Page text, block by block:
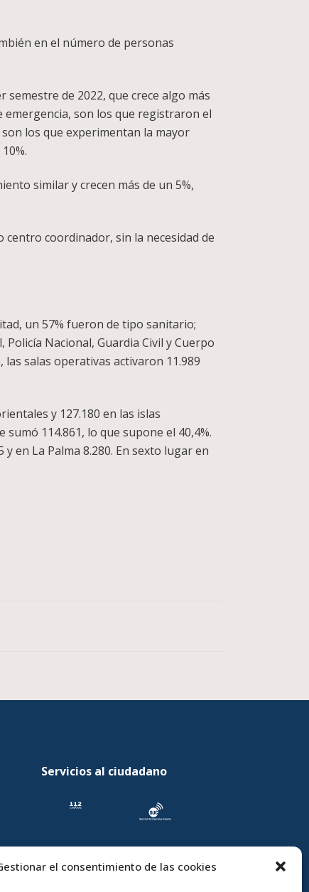
el consentimiento de las cookies
en el número de personas
de 2022, que crece algo más
emergencia, son los que registraron el
los que experimentan la mayor
similar y crecen más de un 5%,
coordinador, sin la necesidad de
un 57% fueron de tipo sanitario;
Nacional, Guardia Civil y Cuerpo
salas operativas activaron 11.989
y 127.180 en las islas
114.861, lo que supone el 40,4%.
en La Palma 8.280. En sexto lugar en
Servicios al ciudadano